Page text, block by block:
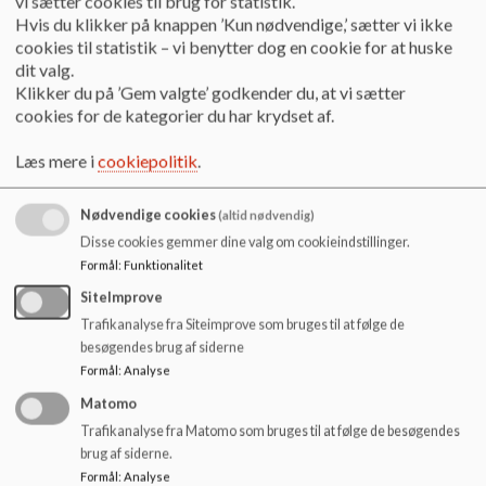
HEIDI MARY LEJFOLD ANDERSEN
Funktion:
Telefon:2543 2530
E-mail:heman@odense.dk
Hvis du klikker på knappen ’Kun nødvendige,’ sætter vi ikke
cookies til statistik – vi benytter dog en cookie for at huske
dit valg.
Klikker du på ’Gem valgte’ godkender du, at vi sætter
cookies for de kategorier du har krydset af.
Læs mere icookiepolitik.
Nødvendige cookies(altid nødvendig)
Disse cookies gemmer dine valg om cookieindstillinger.
Formål: Funktionalitet
SiteImprove
Trafikanalyse fra Siteimprove som bruges til at følge de
besøgendes brug af siderne
Formål : Analyse
Matomo
Trafikanalyse fra Matomo som bruges til at følge de besøgendes
brug af siderne.
Formål: Analyse